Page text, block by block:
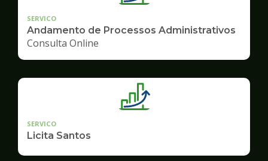
SERVICO
Andamento de Processos Administrativos
Consulta Online
SERVICO
Licita Santos